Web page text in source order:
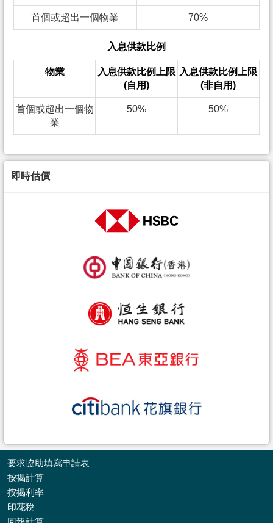
收
首個或超出一個物業 70%
入息供款比例
物業
入息供款比例上限
(自用)
入息供款比例上限
(非自用)
首個或超出一個物
業
50% 50%
即時估價
要求協助填寫申請表
按揭計算
按揭利率
印花稅